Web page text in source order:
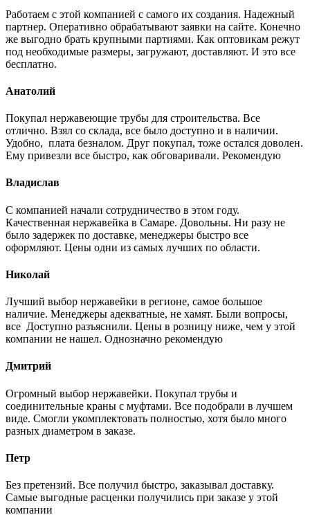
Работаем с этой компанией с самого их создания. Надежный
партнер. Оперативно обрабатывают заявки на сайте. Конечно
же выгодно брать крупными партиями. Как оптовикам режут
под необходимые размеры, загружают, доставляют. И это все
бесплатно.
Анатолий
Покупал нержавеющие трубы для строительства. Все
отлично. Взял со склада, все было доступно и в наличии.
Удобно, плата безналом. Друг покупал, тоже остался доволен.
Ему привезли все быстро, как обговаривали. Рекомендую
Владислав
С компанией начали сотрудничество в этом году.
Качественная нержавейка в Самаре. Довольны. Ни разу не
было задержек по доставке, менеджеры быстро все
оформляют. Цены одни из самых лучших по области.
Николай
Лучший выбор нержавейки в регионе, самое большое
наличие. Менеджеры адекватные, не хамят. Были вопросы,
все Доступно разъяснили. Цены в розницу ниже, чем у этой
компании не нашел. Однозначно рекомендую
Дмитрий
Огромный выбор нержавейки. Покупал трубы и
соединительные краны с муфтами. Все подобрали в лучшем
виде. Смогли укомплектовать полностью, хотя было много
разных диаметром в заказе.
Петр
Без претензий. Все получил быстро, заказывал доставку.
Самые выгодные расценки получились при заказе у этой
компании